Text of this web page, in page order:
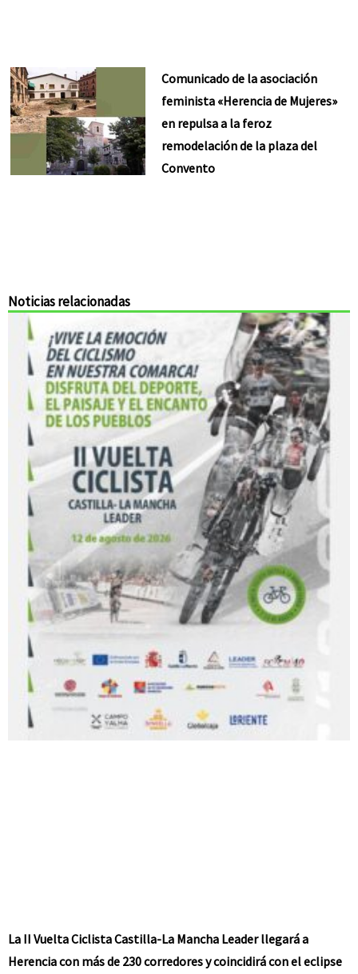
Comunicado de la asociación
feminista «Herencia de Mujeres»
en repulsa a la feroz
remodelación de la plaza del
Convento
Noticias relacionadas
La II Vuelta Ciclista Castilla-La Mancha Leader llegará a
Herencia con más de 230 corredores y coincidirá con el eclipse